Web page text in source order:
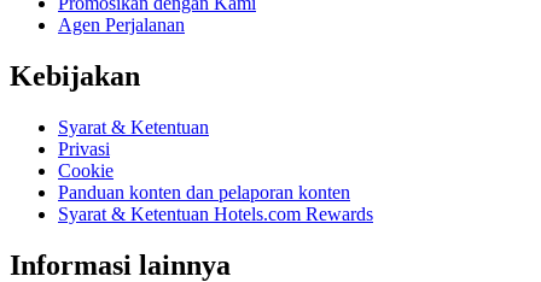
Agen Perjalanan
Kebijakan
Syarat & Ketentuan
Privasi
Cookie
Panduan konten dan pelaporan konten
Syarat & Ketentuan Hotels.com Rewards
Informasi lainnya